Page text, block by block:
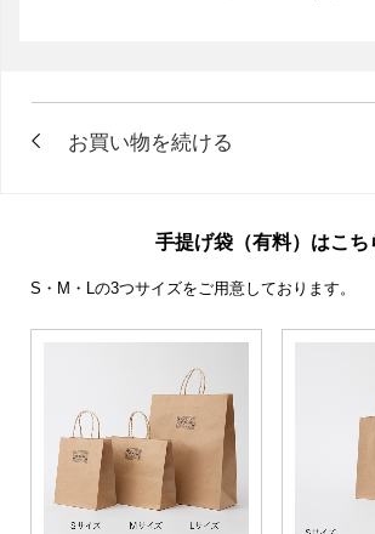
手提げ袋（有料）はこち
S・M・Lの3つサイズをご用意しております。